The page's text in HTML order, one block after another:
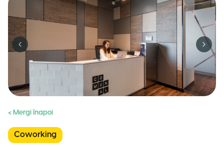
Previous slide Next
< Mergi înapoi
Coworking